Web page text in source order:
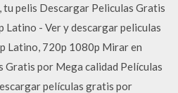
pelis Descargar Peliculas Gratis
- Ver y descargar peliculas
Latino, 720p 1080p Mirar en
Gratis por Mega calidad Películas
películas gratis por